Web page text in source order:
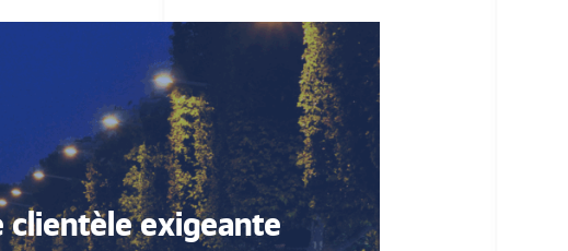
clientèle exigeante